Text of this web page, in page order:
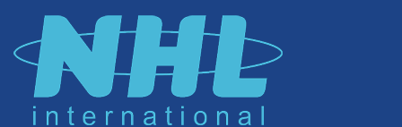
Tâyđưa
cơm
cực
dễ